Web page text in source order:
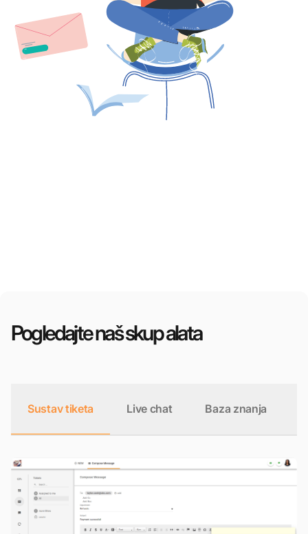
Pogledajte naš skup alata
Sustav tiketa Live chat Baza znanja